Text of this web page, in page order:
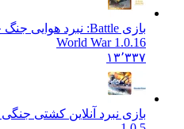
World War 1.0.16
۱۳٬۳۳۷
بازی نبرد آنلاین کشتی جنگی برای